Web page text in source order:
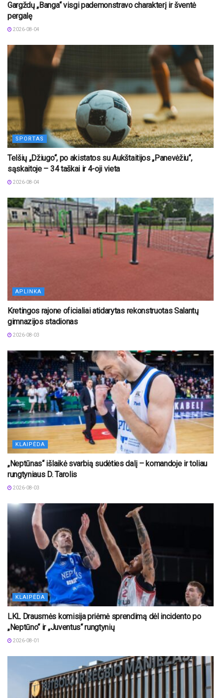
Gargždų „Banga“ visgi pademonstravo charakterį ir šventė
pergalę
2026-08-04
SPORTAS
Telšių „Džiugo“, po akistatos su Aukštaitijos „Panevėžiu“,
sąskaitoje – 34 taškai ir 4-oji vieta
2026-08-04
APLINKA
Kretingos rajone oficialiai atidarytas rekonstruotas Salantų
gimnazijos stadionas
2026-08-03
KLAIPĖDA
„Neptūnas“ išlaikė svarbią sudėties dalį – komandoje ir toliau
rungtyniaus D. Tarolis
2026-08-03
KLAIPĖDA
LKL Drausmės komisija priėmė sprendimą dėl incidento po
„Neptūno“ ir „Juventus“ rungtynių
2026-08-01